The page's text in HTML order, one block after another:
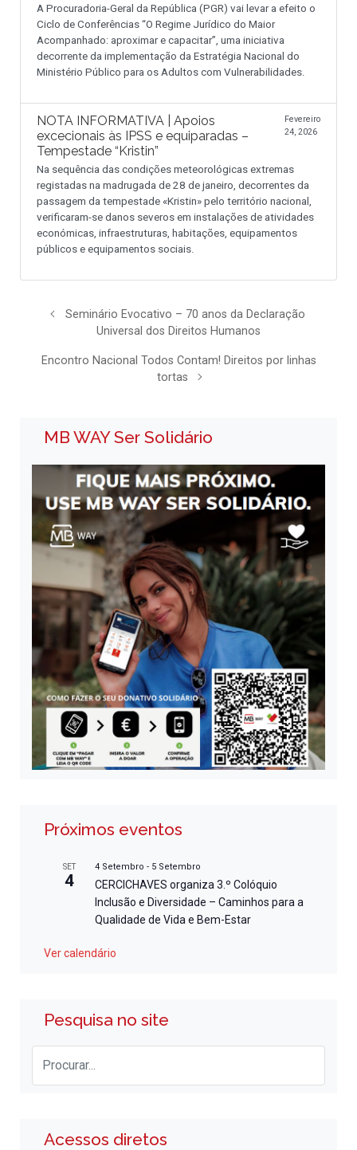
A Procuradoria-Geral da República (PGR) vai levar a efeito o
Ciclo de Conferências “O Regime Jurídico do Maior
Acompanhado: aproximar e capacitar”, uma iniciativa
decorrente da implementação da Estratégia Nacional do
Ministério Público para os Adultos com Vulnerabilidades.
NOTA INFORMATIVA | Apoios
excecionais às IPSS e equiparadas –
Tempestade “Kristin”
Fevereiro
24, 2026
Na sequência das condições meteorológicas extremas
registadas na madrugada de 28 de janeiro, decorrentes da
passagem da tempestade «Kristin» pelo território nacional,
verificaram-se danos severos em instalações de atividades
económicas, infraestruturas, habitações, equipamentos
públicos e equipamentos sociais.
Seminário Evocativo – 70 anos da Declaração
Universal dos Direitos Humanos
Encontro Nacional Todos Contam! Direitos por linhas
tortas
MB WAY Ser Solidário
Próximos eventos
SET
4
4 Setembro - 5 Setembro
CERCICHAVES organiza 3.º Colóquio
Inclusão e Diversidade – Caminhos para a
Qualidade de Vida e Bem-Estar
Ver calendário
Pesquisa no site
Acessos diretos